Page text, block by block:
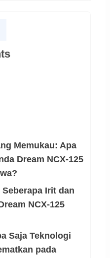
Memukau: Apa
Dream NCX-125
Irit dan
NCX-125
Saja Teknologi
pada